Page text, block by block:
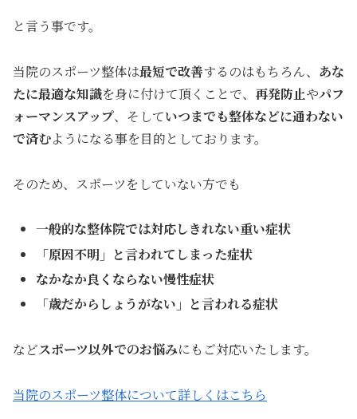
と言う事です。
当院のスポーツ整体は最短で改善するのはもちろん、 あな
たに最適な知識を身に付けて頂くことで、 再発防止やパフ
ォーマンスアップ、そしていつまでも整体などに通わない
で済むようになる事を目的としております。
そのため、スポーツをしていない方でも
一般的な整体院では対応しきれない重い症状
「原因不明」と言われてしまった症状
なかなか良くならない慢性症状
「歳だからしょうがない」と言われる症状
などスポーツ以外でのお悩みにもご対応いたします。
当院のスポーツ整体について詳しくはこちら